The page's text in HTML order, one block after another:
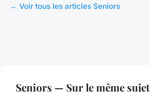
← Voir tous les articles Seniors
Seniors — Sur le même sujet